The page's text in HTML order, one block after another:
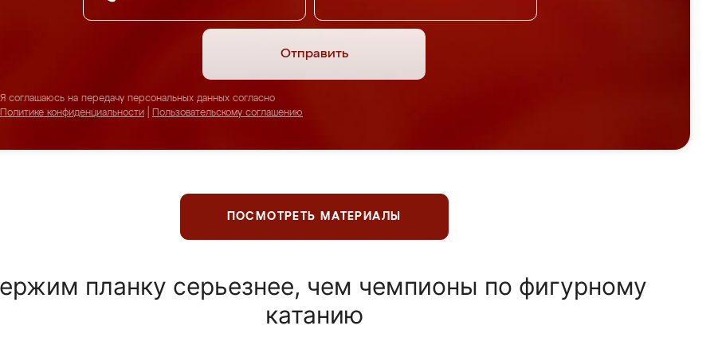
Отправить
Я соглашаюсь на передачу персональных данных согласно
Политике конфиденциальности
Пользовательскому соглашению
ПОСМОТРЕТЬ МАТЕРИАЛЫ
планку серьезнее, чем чемпионы по фигурному
катанию